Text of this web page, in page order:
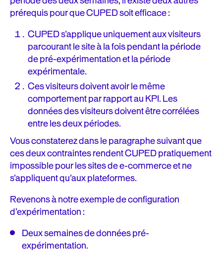
prérequis pour que CUPED soit efficace :
CUPED s’applique uniquement aux visiteurs
parcourant le site à la fois pendant la période
de pré-expérimentation et la période
expérimentale.
Ces visiteurs doivent avoir le même
comportement par rapport au KPI. Les
données des visiteurs doivent être corrélées
entre les deux périodes.
Vous constaterez dans le paragraphe suivant que
ces deux contraintes rendent CUPED pratiquement
impossible pour les sites de e-commerce et ne
s’appliquent qu’aux plateformes.
Revenons à notre exemple de configuration
d’expérimentation :
Deux semaines de données pré-
expérimentation.